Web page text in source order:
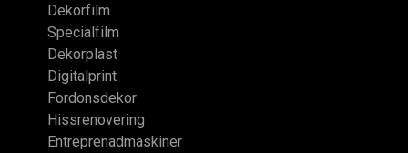
Dekorfilm
Specialfilm
Dekorplast
Digitalprint
Fordonsdekor
Hissrenovering
Entreprenadmaskiner